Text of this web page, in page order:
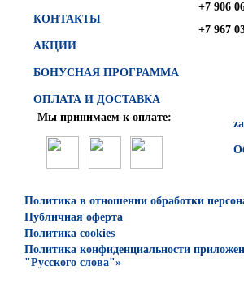
КОНТАКТЫ
АКЦИИ
БОНУСНАЯ ПРОГРАММА
ОПЛАТА И ДОСТАВКА
+7 906
+7 967
Мы принимаем к оплате:
Политика в отношении обработки
Публичная оферта
Политика cookies
Политика конфиденциальности
"Русского слова"»